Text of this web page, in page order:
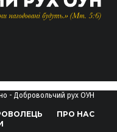
- Добровольчий рух ОУН
ПРО НАС